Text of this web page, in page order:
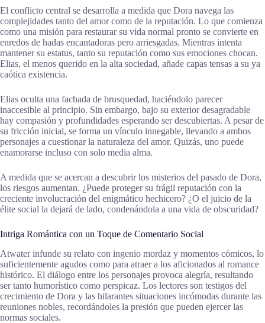
El conflicto central se desarrolla a medida que Dora navega las
complejidades tanto del amor como de la reputación. Lo que comienza
como una misión para restaurar su vida normal pronto se convierte en
enredos de hadas encantadoras pero arriesgadas. Mientras intenta
mantener su estatus, tanto su reputación como sus emociones chocan.
Elias, el menos querido en la alta sociedad, añade capas tensas a su ya
caótica existencia.
Elias oculta una fachada de brusquedad, haciéndolo parecer
inaccesible al principio. Sin embargo, bajo su exterior desagradable
hay compasión y profundidades esperando ser descubiertas. A pesar de
su fricción inicial, se forma un vínculo innegable, llevando a ambos
personajes a cuestionar la naturaleza del amor. Quizás, uno puede
enamorarse incluso con solo media alma.
A medida que se acercan a descubrir los misterios del pasado de Dora,
los riesgos aumentan. ¿Puede proteger su frágil reputación con la
creciente involucración del enigmático hechicero? ¿O el juicio de la
élite social la dejará de lado, condenándola a una vida de obscuridad?
Intriga Romántica con un Toque de Comentario Social
Atwater infunde su relato con ingenio mordaz y momentos cómicos, lo
suficientemente agudos como para atraer a los aficionados al romance
histórico. El diálogo entre los personajes provoca alegría, resultando
ser tanto humorístico como perspicaz. Los lectores son testigos del
crecimiento de Dora y las hilarantes situaciones incómodas durante las
reuniones nobles, recordándoles la presión que pueden ejercer las
normas sociales.